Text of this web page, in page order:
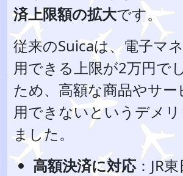
済上限額の拡大です。
従来のSuicaは、電子マ
用できる上限が2万円で
ため、高額な商品やサ
用できないというデメ
ました。
高額決済に対応：JR